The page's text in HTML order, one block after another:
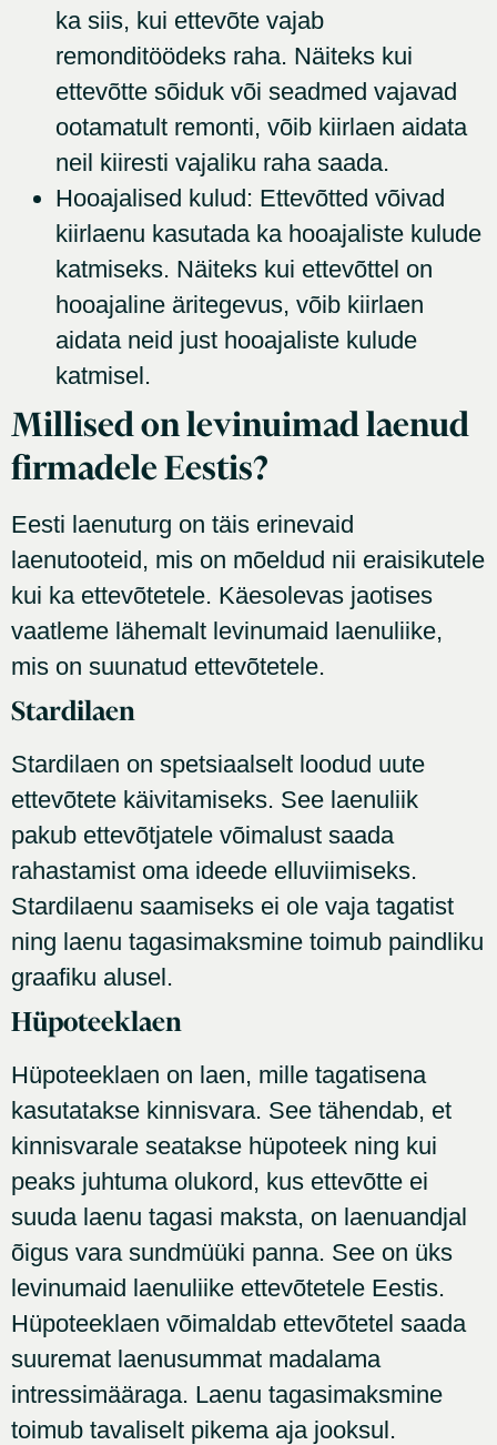
ka siis, kui ettevõte vajab
remonditöödeks raha. Näiteks kui
ettevõtte sõiduk või seadmed vajavad
ootamatult remonti, võib kiirlaen aidata
neil kiiresti vajaliku raha saada.
Hooajalised kulud: Ettevõtted võivad
kiirlaenu kasutada ka hooajaliste kulude
katmiseks. Näiteks kui ettevõttel on
hooajaline äritegevus, võib kiirlaen
aidata neid just hooajaliste kulude
katmisel.
Millised on levinuimad laenud
firmadele Eestis?
Eesti laenuturg on täis erinevaid
laenutooteid, mis on mõeldud nii eraisikutele
kui ka ettevõtetele. Käesolevas jaotises
vaatleme lähemalt levinumaid laenuliike,
mis on suunatud ettevõtetele.
Stardilaen
Stardilaen on spetsiaalselt loodud uute
ettevõtete käivitamiseks. See laenuliik
pakub ettevõtjatele võimalust saada
rahastamist oma ideede elluviimiseks.
Stardilaenu saamiseks ei ole vaja tagatist
ning laenu tagasimaksmine toimub paindliku
graafiku alusel.
Hüpoteeklaen
Hüpoteeklaen on laen, mille tagatisena
kasutatakse kinnisvara. See tähendab, et
kinnisvarale seatakse hüpoteek ning kui
peaks juhtuma olukord, kus ettevõtte ei
suuda laenu tagasi maksta, on laenuandjal
õigus vara sundmüüki panna. See on üks
levinumaid laenuliike ettevõtetele Eestis.
Hüpoteeklaen võimaldab ettevõtetel saada
suuremat laenusummat madalama
intressimääraga. Laenu tagasimaksmine
toimub tavaliselt pikema aja jooksul.